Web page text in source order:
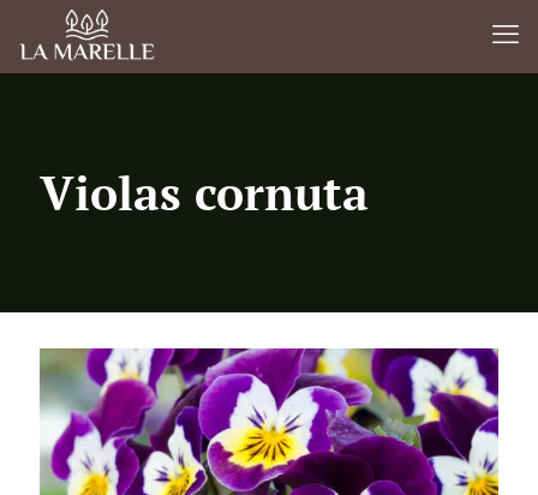
Violas cornuta